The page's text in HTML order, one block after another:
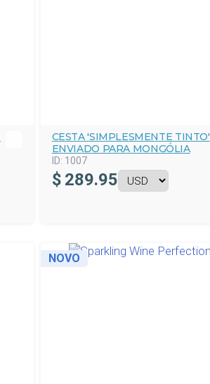
CESTA 'SIMPLESMENTE TINTO'
ENVIADO PARA MONGÓLIA
ID: 1007
$ 289.95
NOVO